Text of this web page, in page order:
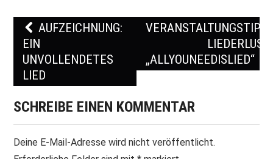
Post navigation
AUFZEICHNUNG:
EIN
UNVOLLENDETES
LIED
VERANSTALTUNGSTIPP:
LIEDERLUST
„ALLYOUNEEDISLIED“
SCHREIBE EINEN KOMMENTAR
Deine E-Mail-Adresse wird nicht veröffentlicht.